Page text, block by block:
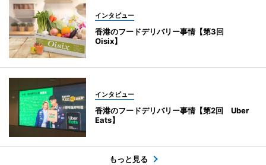
インタビュー
香港のフードデリバリー事情【第3回
Oisix】
インタビュー
香港のフードデリバリー事情【第2回 Uber
Eats】
もっと見る